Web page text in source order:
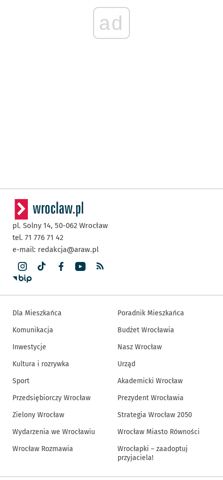
ad
pl. Solny 14, 50-062 Wrocław
tel. 71 776 71 42
e-mail: redakcja@araw.pl
Dla Mieszkańca
Komunikacja
Inwestycje
Kultura i rozrywka
Sport
Przedsiębiorczy Wrocław
Zielony Wrocław
Wydarzenia we Wrocławiu
Wrocław Rozmawia
Poradnik Mieszkańca
Budżet Wrocławia
Nasz Wrocław
Urząd
Akademicki Wrocław
Prezydent Wrocławia
Strategia Wrocław 2050
Wrocław Miasto Równości
Wrocłapki – zaadoptuj
przyjaciela!